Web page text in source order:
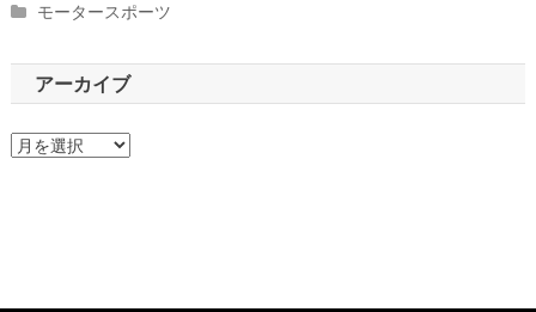
モータースポーツ
アーカイブ
ア